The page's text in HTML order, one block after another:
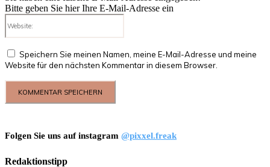
Bitte geben Sie hier Ihre E-Mail-Adresse ein
Speichern Sie meinen Namen, meine E-Mail-Adresse und meine
Website für den nächsten Kommentar in diesem Browser.
Folgen Sie uns auf instagram @pixxel.freak
Redaktionstipp